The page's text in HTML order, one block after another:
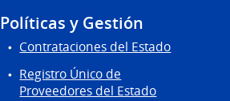
Políticas y Gestión
Contrataciones del Estado
Registro Único de
Proveedores del Estado